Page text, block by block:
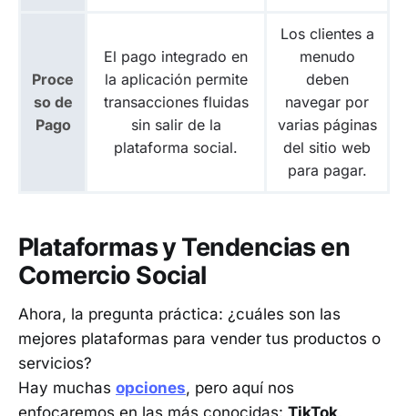
Proce
so de
Pago
El pago integrado en
la aplicación permite
transacciones fluidas
sin salir de la
plataforma social.
Los clientes a
menudo
deben
navegar por
varias páginas
del sitio web
para pagar.
Plataformas y Tendencias en
Comercio Social
Ahora, la pregunta práctica: ¿cuáles son las
mejores plataformas para vender tus productos o
servicios?
Hay muchas opciones, pero aquí nos